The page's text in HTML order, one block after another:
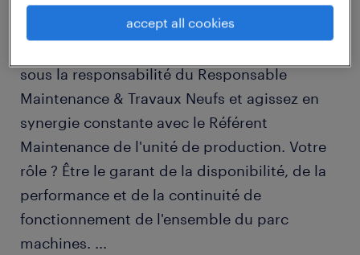
Intégré(e) au sein d'une structure qui investit
sous la responsabilité du Responsable
Maintenance & Travaux Neufs et agissez en
synergie constante avec le Référent
Maintenance de l'unité de production. Votre
rôle ? Être le garant de la disponibilité, de la
performance et de la continuité de
fonctionnement de l'ensemble du parc
machines. ...
accept all cookies